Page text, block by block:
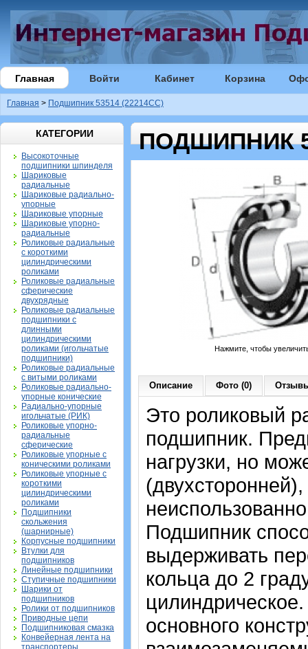
Главная Войти Кабинет Корзина
Главная > Подшипник 53514 (22214CC)
КАТЕГОРИИ
Высокоточные
подшипники шпинделя
Шариковые
радиальные
Шариковые радиально-
упорные
Шариковые упорные
Шариковые упорно-
радиальные
Роликовые радиальные
с короткими
цилиндрическими
роликами
Роликовые радиальные
сферические
двухрядные
Роликовые радиальные
подшипники с
длинными
цилиндрическими
роликами (игольчатые
подшипники)
Роликовые радиальные
с витыми роликами
Роликовые радиально-
упорные конические
Радиально-упорные
игольчатые (РИК)
Роликовые упорно-
радиальные
сферические
Роликовые упорные с
коническими роликами
Роликовые упорные с
короткими
цилиндрическими
роликами
Подшипники
скольжения
(шарнирные)
Корпусные подшипники
Втулки для
подшипников
Линейные подшипники
Ступичные подшипники
Шарики от
подшипников
Ролики от подшипников
Приводные цепи
Подшипниковая смазка
Конвейерная лента на
транспортеры
ПОДШИПНИК
Нажмите, чтобы
Описание Фото (0)
Это роликовый
подшипник.
нагрузки, но
Подшипник
выдерживать
кольца до 2
основного